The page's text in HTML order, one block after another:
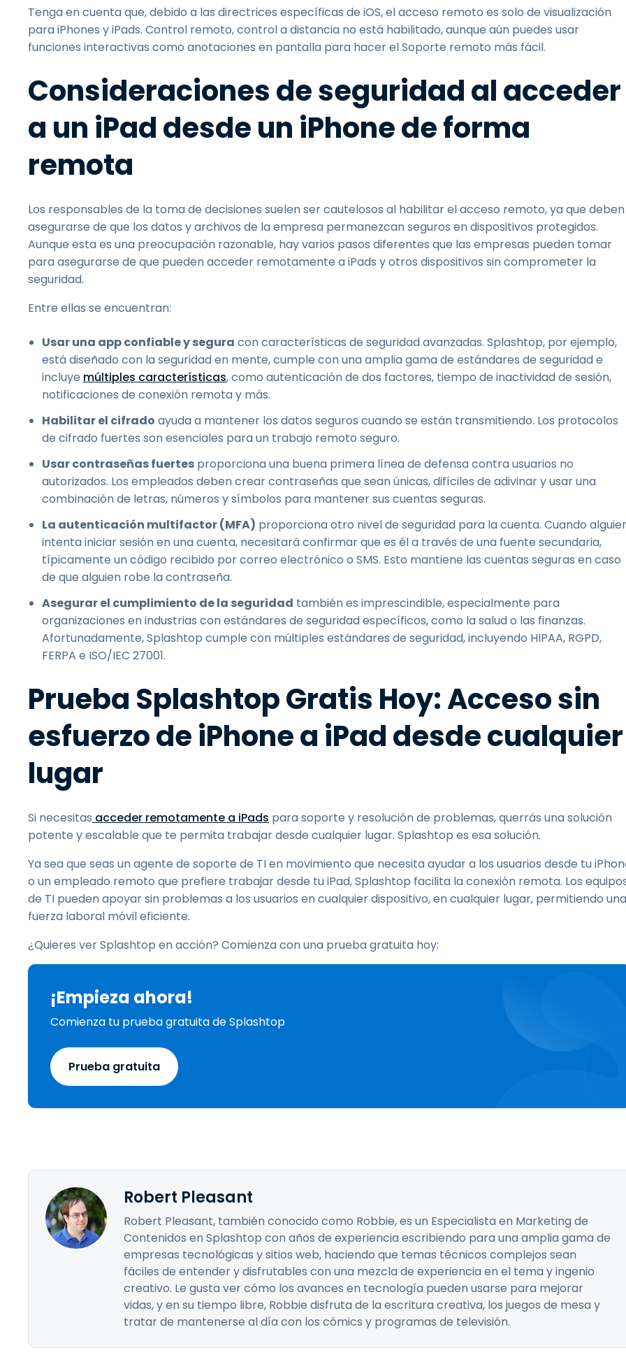
Tenga en cuenta que, debido a las directrices específicas de iOS, el acceso remoto es solo de visualización
para iPhones y iPads. Control remoto, control a distancia no está habilitado, aunque aún puedes usar
funciones interactivas como anotaciones en pantalla para hacer el Soporte remoto más fácil.
Consideraciones de seguridad al acceder
a un iPad desde un iPhone de forma
remota
Los responsables de la toma de decisiones suelen ser cautelosos al habilitar el acceso remoto, ya que deben
asegurarse de que los datos y archivos de la empresa permanezcan seguros en dispositivos protegidos.
Aunque esta es una preocupación razonable, hay varios pasos diferentes que las empresas pueden tomar
para asegurarse de que pueden acceder remotamente a iPads y otros dispositivos sin comprometer la
seguridad.
Entre ellas se encuentran:
Usar una app confiable y segura con características de seguridad avanzadas. Splashtop, por ejemplo,
está diseñado con la seguridad en mente, cumple con una amplia gama de estándares de seguridad e
incluye múltiples características, como autenticación de dos factores, tiempo de inactividad de sesión,
notificaciones de conexión remota y más.
Habilitar el cifrado ayuda a mantener los datos seguros cuando se están transmitiendo. Los protocolos
de cifrado fuertes son esenciales para un trabajo remoto seguro.
Usar contraseñas fuertes proporciona una buena primera línea de defensa contra usuarios no
autorizados. Los empleados deben crear contraseñas que sean únicas, difíciles de adivinar y usar una
combinación de letras, números y símbolos para mantener sus cuentas seguras.
La autenticación multifactor (MFA) proporciona otro nivel de seguridad para la cuenta. Cuando
intenta iniciar sesión en una cuenta, necesitará confirmar que es él a través de una fuente secundaria,
típicamente un código recibido por correo electrónico o SMS. Esto mantiene las cuentas seguras en caso
de que alguien robe la contraseña.
Asegurar el cumplimiento de la seguridad también es imprescindible, especialmente para
organizaciones en industrias con estándares de seguridad específicos, como la salud o las finanzas.
Afortunadamente, Splashtop cumple con múltiples estándares de seguridad, incluyendo HIPAA, RGPD,
FERPA e ISO/IEC 27001.
Prueba Splashtop Gratis Hoy: Acceso sin
esfuerzo de iPhone a iPad desde cualquier
lugar
Si necesitas acceder remotamente a iPads para soporte y resolución de problemas, querrás una solución
potente y escalable que te permita trabajar desde cualquier lugar. Splashtop es esa solución.
Ya sea que seas un agente de soporte de TI en movimiento que necesita ayudar a los usuarios desde tu
o un empleado remoto que prefiere trabajar desde tu iPad, Splashtop facilita la conexión remota. Los
de TI pueden apoyar sin problemas a los usuarios en cualquier dispositivo, en cualquier lugar, permitiendo una
fuerza laboral móvil eficiente.
¿Quieres ver Splashtop en acción? Comienza con una prueba gratuita hoy:
¡Empieza ahora!
Comienza tu prueba gratuita de Splashtop
Prueba gratuita
Robert Pleasant
Robert Pleasant, también conocido como Robbie, es un Especialista en Marketing de
Contenidos en Splashtop con años de experiencia escribiendo para una amplia gama de
empresas tecnológicas y sitios web, haciendo que temas técnicos complejos sean
fáciles de entender y disfrutables con una mezcla de experiencia en el tema y ingenio
creativo. Le gusta ver cómo los avances en tecnología pueden usarse para mejorar
vidas, y en su tiempo libre, Robbie disfruta de la escritura creativa, los juegos de mesa y
tratar de mantenerse al día con los cómics y programas de televisión.